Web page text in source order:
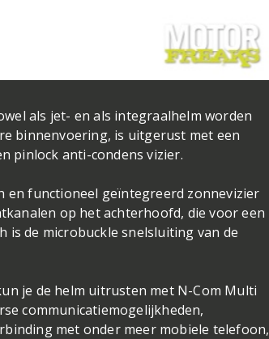
als jet- en als integraalhelm worden
binnenvoering, is uitgerust met een
pinlock anti-condens vizier.
en functioneel geïntegreerd zonnevizier
op het achterhoofd, die voor een
de microbuckle snelsluiting van de
je de helm uitrusten met N-Com Multi
communicatiemogelijkheden,
met onder meer mobiele telefoon,